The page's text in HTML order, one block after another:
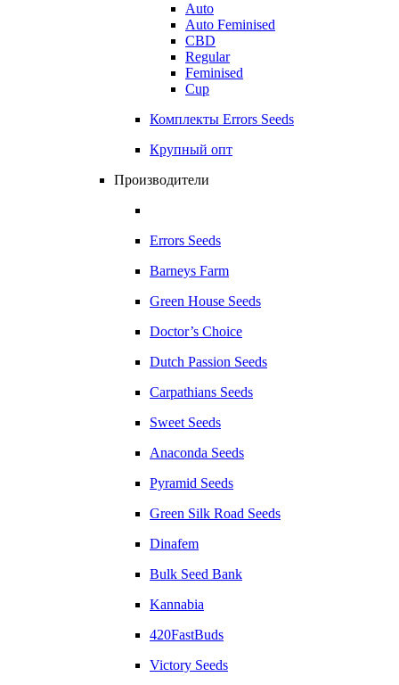
Auto
Auto Feminised
CBD
Regular
Feminised
Cup
Комплекты Errors Seeds
Крупный опт
Производители
Errors Seeds
Barneys Farm
Green House Seeds
Doctor’s Choice
Dutch Passion Seeds
Carpathians Seeds
Sweet Seeds
Anaconda Seeds
Pyramid Seeds
Green Silk Road Seeds
Dinafem
Bulk Seed Bank
Kannabia
420FastBuds
Victory Seeds